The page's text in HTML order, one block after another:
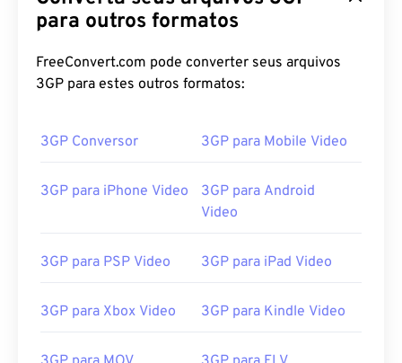
para outros formatos
FreeConvert.com pode converter seus arquivos
3GP para estes outros formatos:
3GP Conversor 3GP para Mobile Video
3GP para iPhone Video
3GP para Android
Video
3GP para PSP Video 3GP para iPad Video
3GP para Xbox Video 3GP para Kindle Video